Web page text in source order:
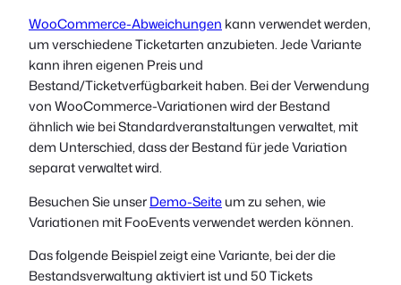
WooCommerce-Abweichungen kann verwendet werden,
um verschiedene Ticketarten anzubieten. Jede Variante
kann ihren eigenen Preis und
Bestand/Ticketverfügbarkeit haben. Bei der Verwendung
von WooCommerce-Variationen wird der Bestand
ähnlich wie bei Standardveranstaltungen verwaltet, mit
dem Unterschied, dass der Bestand für jede Variation
separat verwaltet wird.
Besuchen Sie unserDemo-Seiteum zu sehen, wie
Variationen mit FooEvents verwendet werden können.
Das folgende Beispiel zeigt eine Variante, bei der die
Bestandsverwaltung aktiviert ist und 50 Tickets